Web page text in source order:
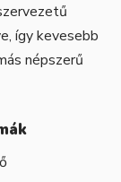
így kevesebb
népszerű